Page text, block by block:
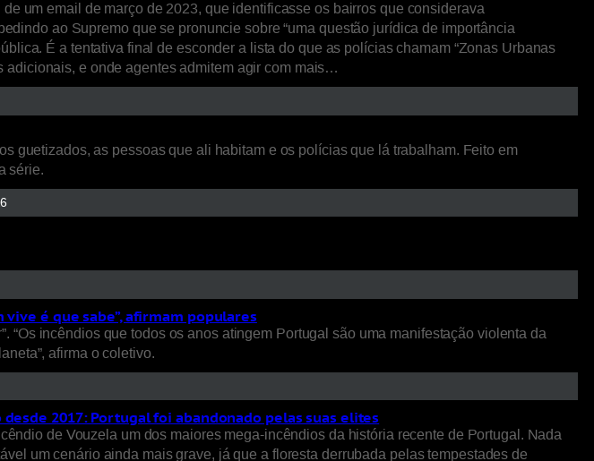
um email de março de 2023, que identificasse os bairros que considerava
ao Supremo que se pronuncie sobre “uma questão jurídica de importância
É a tentativa final de esconder a lista do que as polícias chamam “Zonas Urbanas
adicionais, e onde agentes admitem agir com mais…
guetizados, as pessoas que ali habitam e os polícias que lá trabalham. Feito em
série.
é que sabe”, afirmam populares
incêndios que todos os anos atingem Portugal são uma manifestação violenta da
afirma o coletivo.
2017: Portugal foi abandonado pelas suas elites
de Vouzela um dos maiores mega-incêndios da história recente de Portugal. Nada
um cenário ainda mais grave, já que a floresta derrubada pelas tempestades de